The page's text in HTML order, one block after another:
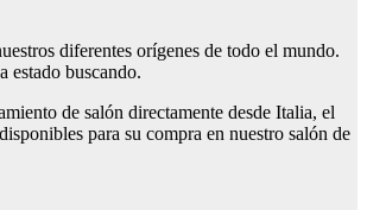
diferentes orígenes de todo el mundo.
estado buscando.
de salón directamente desde Italia, el
para su compra en nuestro salón de